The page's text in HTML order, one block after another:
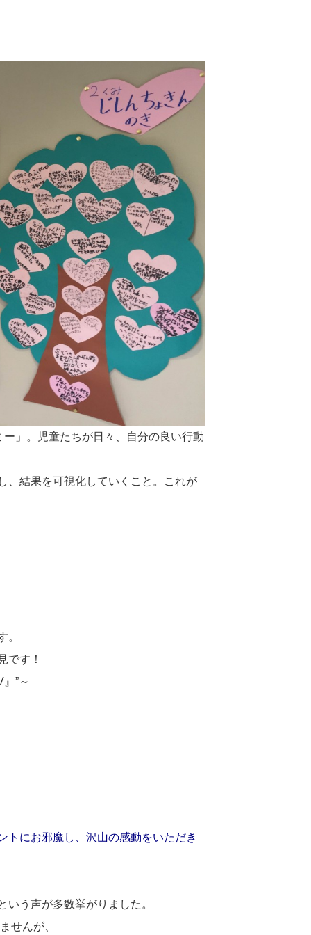
」。児童たちが日々、自分の良い行動
、結果を可視化していくこと。これが
。
です！
”～
トにお邪魔し、沢山の感動をいただき
いう声が多数挙がりました。
せんが、